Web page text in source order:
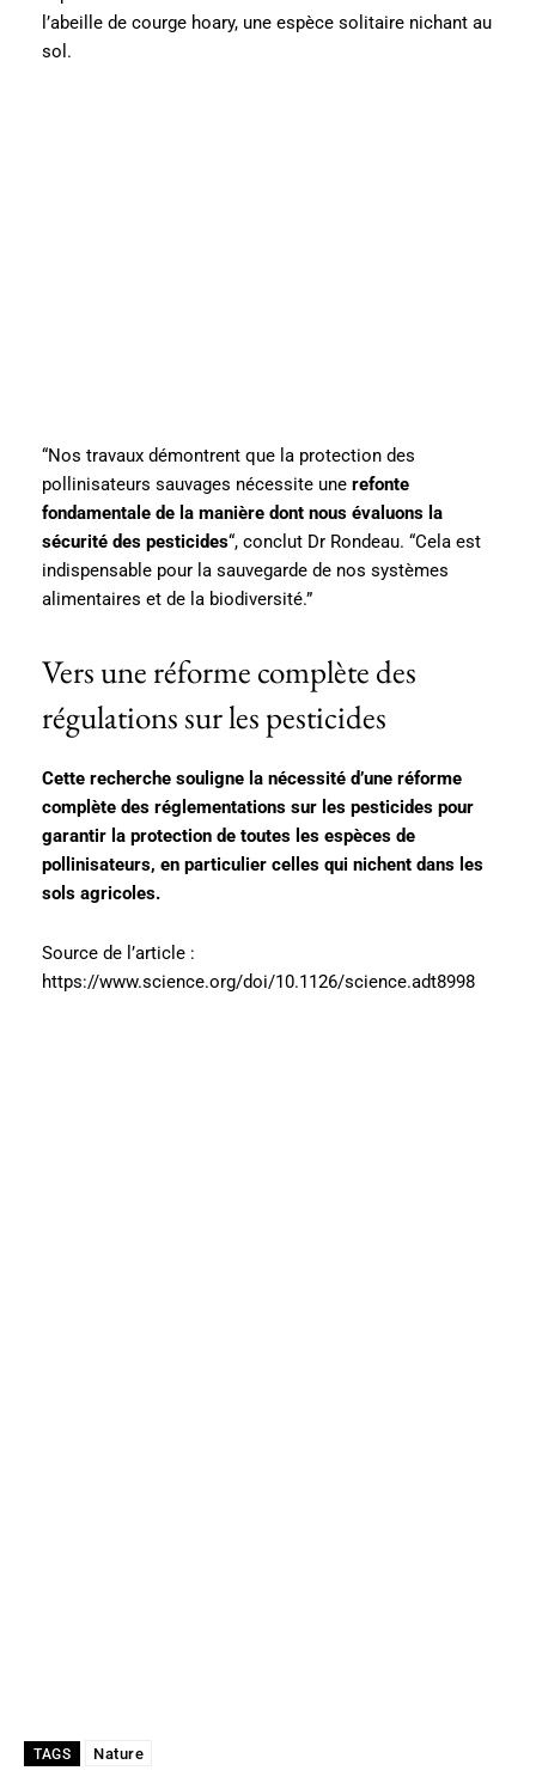
l’abeille de courge hoary, une espèce solitaire nichant au
sol.
“Nos travaux démontrent que la protection des
pollinisateurs sauvages nécessite une refonte
fondamentale de la manière dont nous évaluons la
sécurité des pesticides“, conclut Dr Rondeau. “Cela est
indispensable pour la sauvegarde de nos systèmes
alimentaires et de la biodiversité.”
Vers une réforme complète des
régulations sur les pesticides
Cette recherche souligne la nécessité d’une réforme
complète des réglementations sur les pesticides pour
garantir la protection de toutes les espèces de
pollinisateurs, en particulier celles qui nichent dans les
sols agricoles.
Source de l’article :
https://www.science.org/doi/10.1126/science.adt8998
TAGS Nature